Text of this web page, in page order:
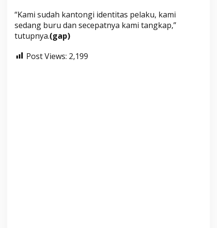
“Kami sudah kantongi identitas pelaku, kami
sedang buru dan secepatnya kami tangkap,”
tutupnya.(gap)
Post Views: 2,199